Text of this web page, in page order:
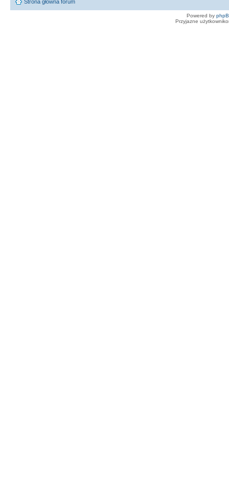
Strona główna forum
Powered by
Przyjazne